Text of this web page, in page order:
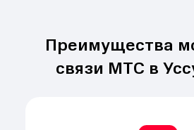
Преимущества
связи МТС в